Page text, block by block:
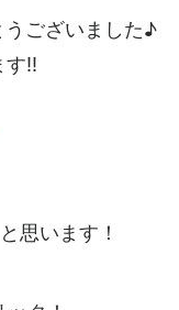
ございました♪
す!!
思います！